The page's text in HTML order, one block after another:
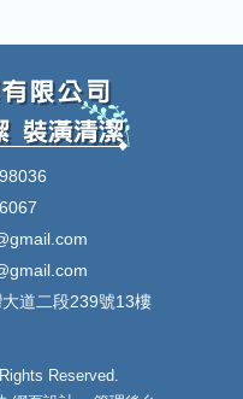
道二段239號13樓
Reserved.